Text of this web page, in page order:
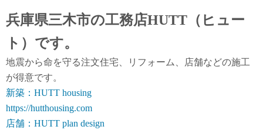
兵庫県三木市の工務店HUTT（ヒュー
ト） です。
地震から命を守る注文住宅、リフォーム、店舗などの施工
が得意です。
新築：HUTT housing
https://hutthousing.com
店舗：HUTT plan design